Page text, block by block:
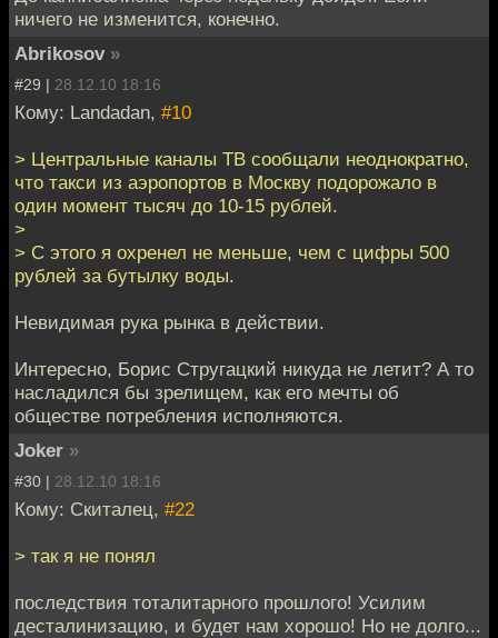
ничего не изменится, конечно.
Abrikosov »
#29 | 28.12.10 18:16
Кому: Landadan, #10
> Центральные каналы ТВ сообщали неоднократно,
что такси из аэропортов в Москву подорожало в
один момент тысяч до 10-15 рублей.
>
> С этого я охренел не меньше, чем с цифры 500
рублей за бутылку воды.
Невидимая рука рынка в действии.
Интересно, Борис Стругацкий никуда не летит? А то
насладился бы зрелищем, как его мечты об
обществе потребления исполняются.
Joker »
#30 | 28.12.10 18:16
Кому: Скиталец, #22
> так я не понял
последствия тоталитарного прошлого! Усилим
десталинизацию, и будет нам хорошо! Но не долго...